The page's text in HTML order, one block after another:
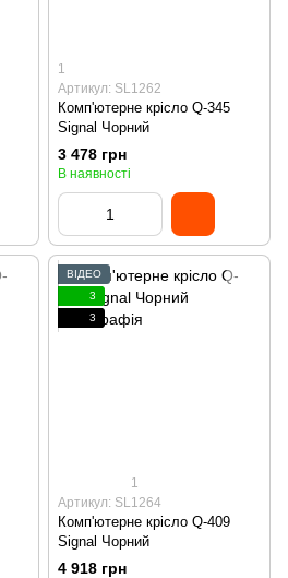
1
Артикул: SL1262
Комп'ютерне крісло Q-345
Signal Чорний
3 478 грн
В наявності
ВІДЕО
3
3
1
Артикул: SL1264
Комп'ютерне крісло Q-409
Signal Чорний
4 918 грн